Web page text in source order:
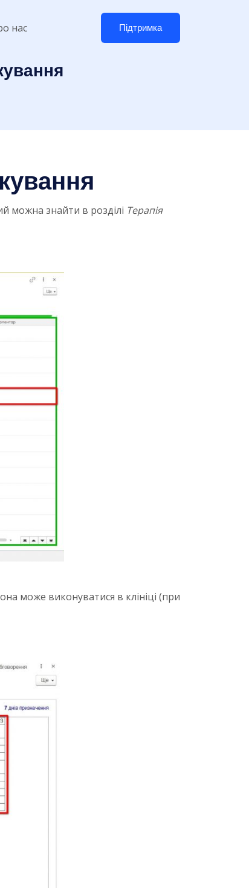
нас Підтримка
можна знайти в розділі Терапія
може виконуватися в клініці (при